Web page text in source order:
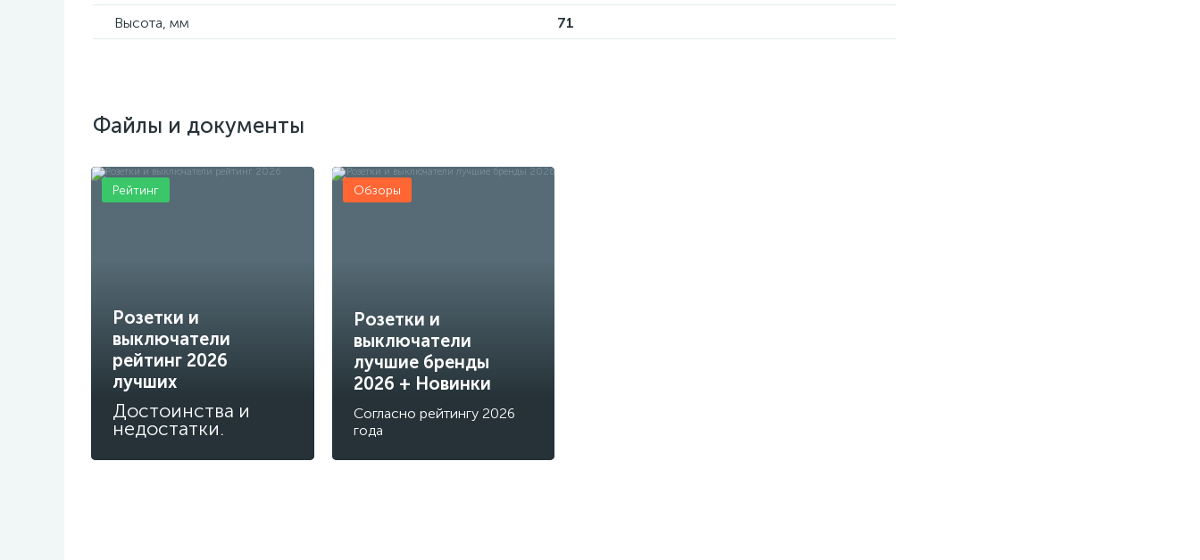
Высота, мм
71
Файлы и документы
Розетки и
выключатели
рейтинг 2026
лучших
Достоинства и
недостатки.
Рейтинг
Розетки и
выключатели
лучшие бренды
2026 + Новинки
Согласно рейтингу 2026
года
Обзоры